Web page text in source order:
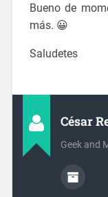
Bueno de
más. 😀
Saludetes
César
Geek and